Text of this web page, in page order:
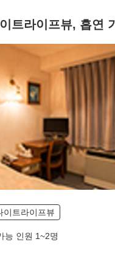
트라이프뷰, 흡연
이트라이프뷰
능 인원 1~2명